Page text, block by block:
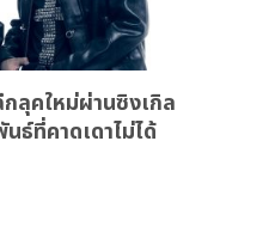
กลุคใหม่ผ่านซิงเกิล
ธ์ที่คาดเดาไม่ได้